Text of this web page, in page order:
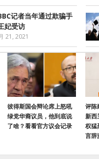
记者当年通过欺骗手
妃受访
21, 2021
彼得斯国会辩论席上怒吼
绿党华裔议员，他到底说
了啥？看看官方议会记录
评陈
新西
权猛
言辞